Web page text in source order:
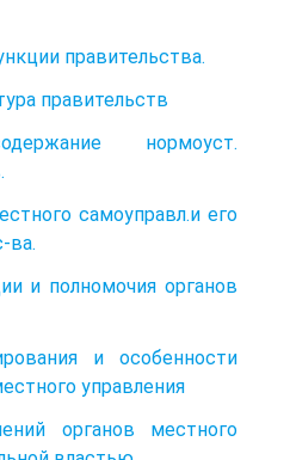
правительства.
правительств
нормоуст.
самоуправл.и его
ва.
и полномочия органов
и особенности
управления
органов местного